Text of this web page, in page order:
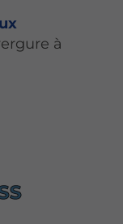
à